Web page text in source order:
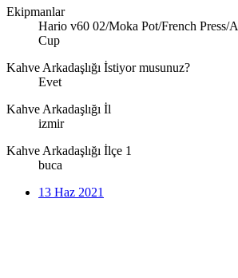
Ekipmanlar
Hario v60 02/Moka Pot/French Press/
Cup
Kahve Arkadaşlığı İstiyor musunuz?
Evet
Kahve Arkadaşlığı İl
izmir
Kahve Arkadaşlığı İlçe 1
buca
13 Haz 2021